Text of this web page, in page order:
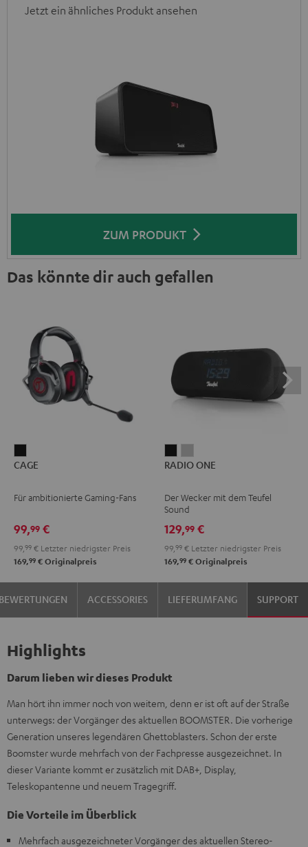
Jetzt ein ähnliches Produkt ansehen
ZUM PRODUKT
Das könnte dir auch gefallen
Schwarz
CAGE
Für ambitionierte Gaming-Fans
99,99 €
99, 99 € Letzter niedrigster Preis
169,99 € Originalpreis
ONEONE
Gray
RADIO ONE
Der Wecker mit dem Teufel
Sound
129,99 €
99, 99 € Letzter niedrigster Preis
169,99 € Originalpreis
ACCESSORIES LIEFERUMFANG SUPPORT
Highlights
Darum lieben wir dieses Produkt
Man hört ihn immer noch von weitem, denn er ist oft auf der Straße
unterwegs: der Vorgänger des aktuellen BOOMSTER. Die vorherige
Generation unseres legendären Ghettoblasters. Schon der erste
Boomster wurde mehrfach von der Fachpresse ausgezeichnet. In
dieser Variante kommt er zusätzlich mit DAB+, Display,
Teleskopantenne und neuem Tragegriff.
Die Vorteile im Überblick
Mehrfach ausgezeichneter Vorgänger des aktuellen Stereo-